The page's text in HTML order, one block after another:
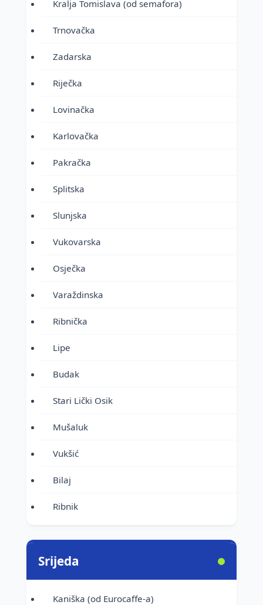
Kralja Tomislava (od semafora)
Trnovačka
Zadarska
Riječka
Lovinačka
Karlovačka
Pakračka
Splitska
Slunjska
Vukovarska
Osječka
Varaždinska
Ribnička
Lipe
Budak
Stari Lički Osik
Mušaluk
Vukšić
Bilaj
Ribnik
Srijeda
Kaniška (od Eurocaffe-a)